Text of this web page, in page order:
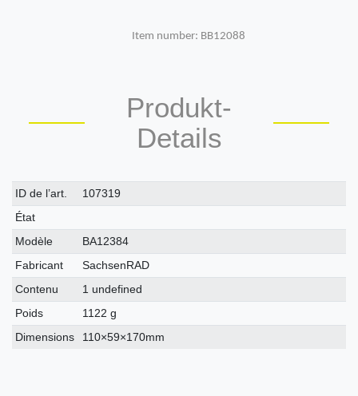
Item number: BB12088
Produkt-
Details
Caractéristique
technique
Valeur
ID de l’art.
107319
État
Modèle
BA12384
Fabricant
SachsenRAD
Contenu
1 undefined
Poids
1122 g
Dimensions
110×59×170mm